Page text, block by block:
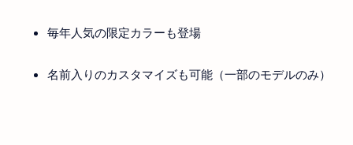
毎年人気の限定カラーも登場
名前入りのカスタマイズも可能（一部のモデルのみ）